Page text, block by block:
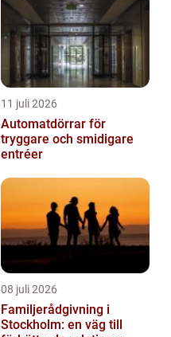
11 juli 2026
Automatdörrar för
tryggare och smidigare
entréer
08 juli 2026
Familjerådgivning i
Stockholm: en väg till